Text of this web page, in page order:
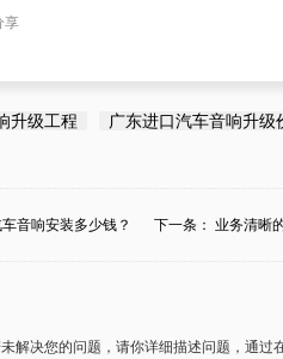
享
升级工程
广东进口汽车音响升级
音响安装多少钱？ 下一条： 业务清晰
解决您的问题，请你详细描述问题，通过